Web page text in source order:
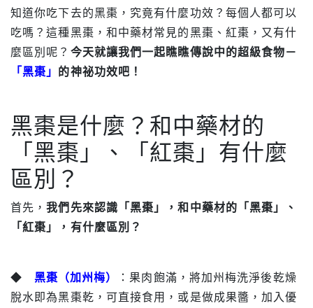
知道你吃下去的黑棗，究竟有什麼功效？每個人都可以
吃嗎？這種黑棗，和中藥材常見的黑棗、紅棗，又有什
麼區別呢？ 今天就讓我們一起瞧瞧傳說中的超級食物－
「黑棗」 的神祕功效吧！
黑棗是什麼？和中藥材的
「黑棗」、「紅棗」有什麼
區別？
首先，我們先來認識「黑棗」，和中藥材的「黑棗」、
「紅棗」，有什麼區別？
◆ 黑棗（加州梅）
：果肉飽滿，將加州梅洗淨後乾燥
脫水即為黑棗乾，可直接食用，或是做成果醬，加入優